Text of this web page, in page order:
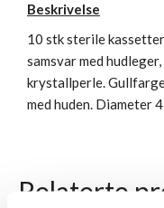
Beskrivelse
10 stk sterile
samsvar med
krystallperle.
med huden. Diameter 4
Relaterte